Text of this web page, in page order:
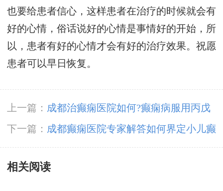
也要给患者信心，这样患者在治疗的时候就会有
好的心情，俗话说好的心情是事情好的开始，所
以，患者有好的心情才会有好的治疗效果。祝愿
患者可以早日恢复。
上一篇： 成都治癫痫医院如何?癫痫病服用丙戊
酸镁有什么副作用?
下一篇： 成都癫痫医院专家解答如何界定小儿癫
痫的恢复标准?
相关阅读